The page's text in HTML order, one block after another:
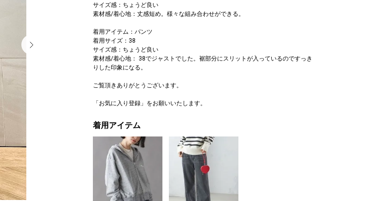
サイズ感：ちょうど良い
素材感/着心地：丈感短め。様々な組み合わせができる。
着用アイテム：パンツ
着用サイズ：38
サイズ感：ちょうど良い
素材感/着心地： 38でジャストでした。裾部分にスリットが入っているのですっき
りした印象になる。
ご覧頂きありがとうございます。
「お気に入り登録」をお願いいたします。
着用アイテム